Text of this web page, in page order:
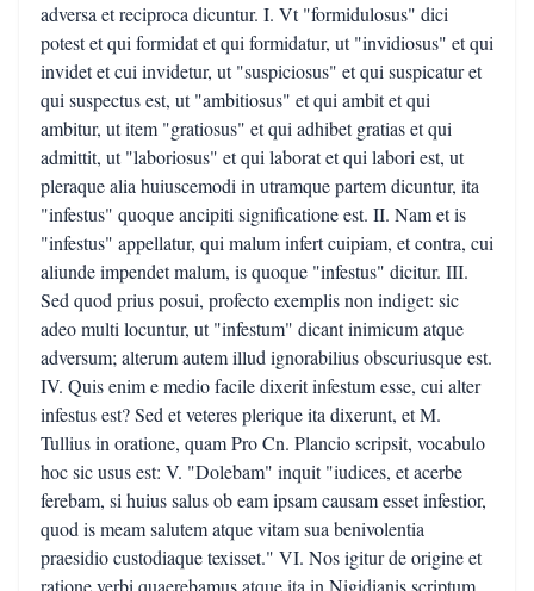
adversa et reciproca dicuntur. I. Vt "formidulosus" dici
potest et qui formidat et qui formidatur, ut "invidiosus" et qui
invidet et cui invidetur, ut "suspiciosus" et qui suspicatur et
qui suspectus est, ut "ambitiosus" et qui ambit et qui
ambitur, ut item "gratiosus" et qui adhibet gratias et qui
admittit, ut "laboriosus" et qui laborat et qui labori est, ut
pleraque alia huiuscemodi in utramque partem dicuntur, ita
"infestus" quoque ancipiti significatione est. II. Nam et is
"infestus" appellatur, qui malum infert cuipiam, et contra, cui
aliunde impendet malum, is quoque "infestus" dicitur. III.
Sed quod prius posui, profecto exemplis non indiget: sic
adeo multi locuntur, ut "infestum" dicant inimicum atque
adversum; alterum autem illud ignorabilius obscuriusque est.
IV. Quis enim e medio facile dixerit infestum esse, cui alter
infestus est? Sed et veteres plerique ita dixerunt, et M.
Tullius in oratione, quam Pro Cn. Plancio scripsit, vocabulo
hoc sic usus est: V. "Dolebam" inquit "iudices, et acerbe
ferebam, si huius salus ob eam ipsam causam esset infestior,
quod is meam salutem atque vitam sua benivolentia
praesidio custodiaque texisset." VI. Nos igitur de origine et
ratione verbi quaerebamus atque ita in Nigidianis scriptum